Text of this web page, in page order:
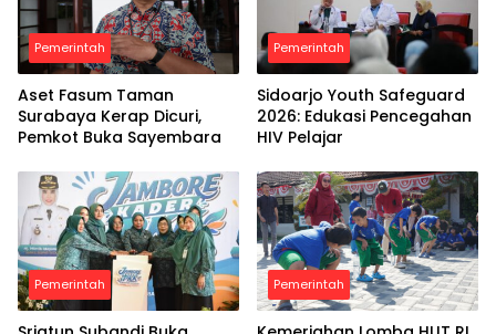
Pemerintah
Aset Fasum Taman
Surabaya Kerap Dicuri,
Pemkot Buka Sayembara
Pemerintah
Sidoarjo Youth Safeguard
2026: Edukasi Pencegahan
HIV Pelajar
Pemerintah Pemerintah